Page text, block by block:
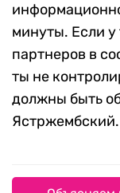
минуты. Если у
партнеров в
ты не
должны быть
Ястржембский.